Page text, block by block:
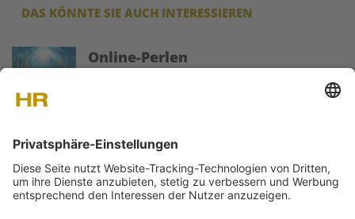
DAS KÖNNTE SIE AUCH INTERESSIEREN
Online-Perlen
Image